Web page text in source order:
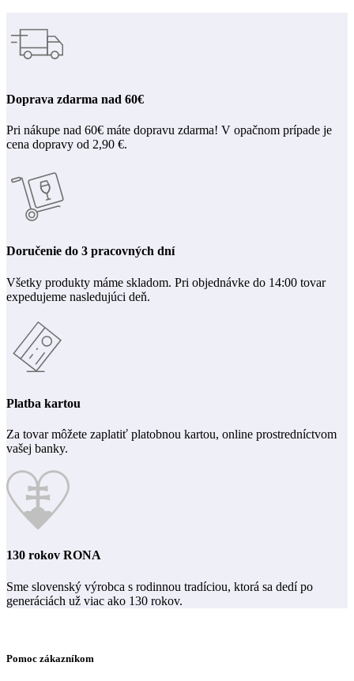
Doprava zdarma nad 60€
Pri nákupe nad 60€ máte dopravu zdarma! V opačnom prípade je
cena dopravy od 2,90 €.
Doručenie do 3 pracovných dní
Všetky produkty máme skladom. Pri objednávke do 14:00 tovar
expedujeme nasledujúci deň.
Platba kartou
Za tovar môžete zaplatiť platobnou kartou, online prostredníctvom
vašej banky.
130 rokov RONA
Sme slovenský výrobca s rodinnou tradíciou, ktorá sa dedí po
generáciách už viac ako 130 rokov.
Pomoc zákazníkom